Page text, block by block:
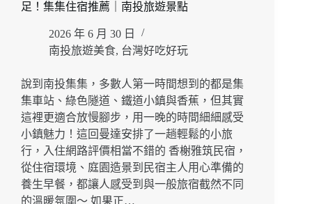
足！集集住宿推薦｜南投旅遊景點
2026 年 6 月 30 日
南投旅遊美食, 台灣好吃好玩
說到南投集集，多數人第一時間想到的都是集
集車站、綠色隧道、鐵道小鎮與香蕉，但其實
這裡更適合放慢腳步，用一晚的時間細細感受
小鎮魅力！這回曼達安排了一趟輕鬆的小旅
行，入住網路評價相當不錯的 香榭雅筑民宿，
從住宿環境、庭園造景到民宿主人用心準備的
養生早餐，都讓人感受到與一般旅宿截然不同
的溫暖氛圍～ 如果正…